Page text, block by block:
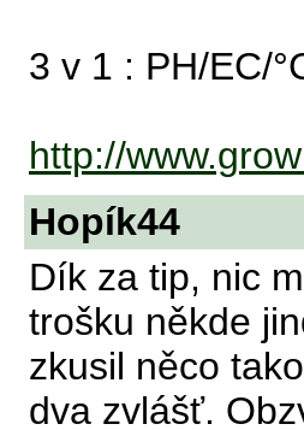
3 v 1 : PH/EC/
http://
Hopík44
Dík za tip, nic
trošku někde
zkusil něco
dva zvlášť.